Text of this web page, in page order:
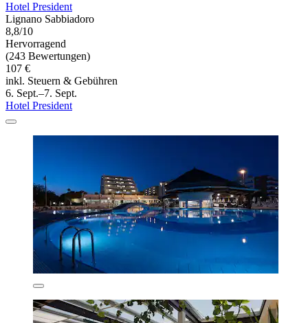
Hotel President
Lignano Sabbiadoro
8,8/10
Hervorragend
(243 Bewertungen)
107 €
inkl. Steuern & Gebühren
6. Sept.–7. Sept.
Hotel President